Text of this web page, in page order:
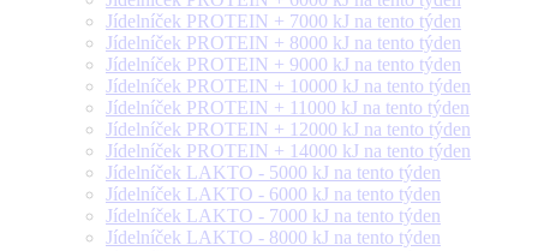
Jídelníček PROTEIN + 7000 kJ na tento týden
Jídelníček PROTEIN + 8000 kJ na tento týden
Jídelníček PROTEIN + 9000 kJ na tento týden
Jídelníček PROTEIN + 10000 kJ na tento týden
Jídelníček PROTEIN + 11000 kJ na tento týden
Jídelníček PROTEIN + 12000 kJ na tento týden
Jídelníček PROTEIN + 14000 kJ na tento týden
Jídelníček LAKTO - 5000 kJ na tento týden
Jídelníček LAKTO - 6000 kJ na tento týden
Jídelníček LAKTO - 7000 kJ na tento týden
Jídelníček LAKTO - 8000 kJ na tento týden